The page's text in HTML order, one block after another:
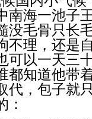
南海一池子
没毛骨只长
不理，还是
可以一天三
知道他带
代，包子就
：